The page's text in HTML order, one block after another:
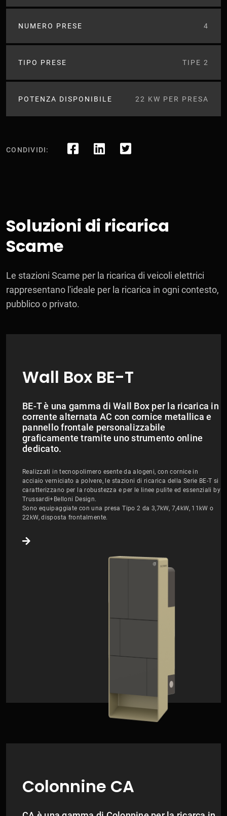
NUMERO PRESE 4
TIPO PRESE TIPE 2
POTENZA DISPONIBILE 22 KW PER PRESA
CONDIVIDI:
Soluzioni di ricarica
Scame
Le stazioni Scame per la ricarica di veicoli elettrici
rappresentano l'ideale per la ricarica in ogni contesto,
pubblico o privato.
Wall Box BE-T
BE-T è una gamma di Wall Box per la ricarica in
corrente alternata AC con cornice metallica e
pannello frontale personalizzabile
graficamente tramite uno strumento online
dedicato.
Realizzati in tecnopolimero esente da alogeni, con cornice in
acciaio verniciato a polvere, le stazioni di ricarica della Serie BE-T si
caratterizzano per la robustezza e per le linee pulite ed essenziali by
Trussardi+Belloni Design.
Sono equipaggiate con una presa Tipo 2 da 3,7kW, 7,4kW, 11kW o
22kW, disposta frontalmente.
Colonnine CA